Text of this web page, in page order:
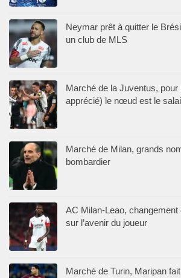
Neymar prêt à quitter le
un club de MLS
Marché de la Juventus, pour
apprécié) le nœud est le
Marché de Milan, grands
bombardier
AC Milan-Leao,
sur l’avenir du joueur
Marché de Turin, Maripan